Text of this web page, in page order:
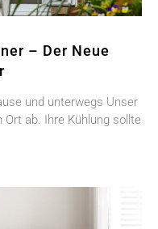
– Der Neue
und unterwegs Unser
ab. Ihre Kühlung sollte